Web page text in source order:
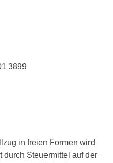
3899
in freien Formen wird
durch Steuermittel auf der